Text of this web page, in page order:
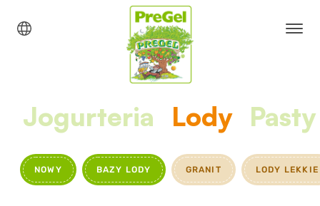
Jogurteria Lody Pasty
NOWY BAZY LODY GRANIT LODY LEKKIE